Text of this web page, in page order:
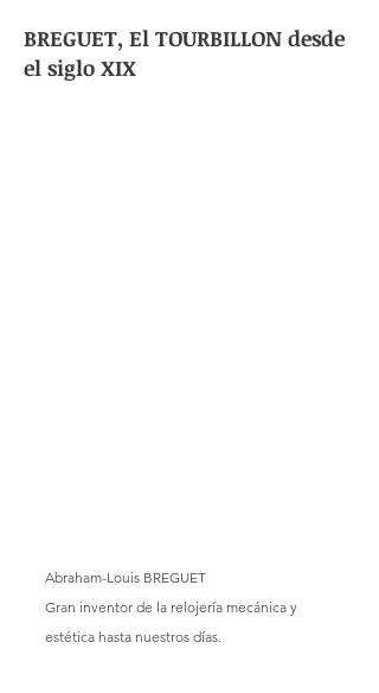
BREGUET, El TOURBILLON desde
el siglo XIX
Abraham-Louis BREGUET
Gran inventor de la relojería mecánica y
estética hasta nuestros días.